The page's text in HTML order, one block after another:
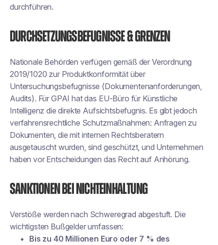
durchführen.
Durchsetzungsbefugnisse & Grenzen
Nationale Behörden verfügen gemäß der Verordnung
2019/1020 zur Produktkonformität über
Untersuchungsbefugnisse (Dokumentenanforderungen,
Audits). Für GPAI hat das EU-Büro für Künstliche
Intelligenz die direkte Aufsichtsbefugnis. Es gibt jedoch
verfahrensrechtliche Schutzmaßnahmen: Anfragen zu
Dokumenten, die mit internen Rechtsberatern
ausgetauscht wurden, sind geschützt, und Unternehmen
haben vor Entscheidungen das Recht auf Anhörung.
Sanktionen bei Nichteinhaltung
Verstöße werden nach Schweregrad abgestuft. Die
wichtigsten Bußgelder umfassen:
Bis zu 40 Millionen Euro oder 7 % des